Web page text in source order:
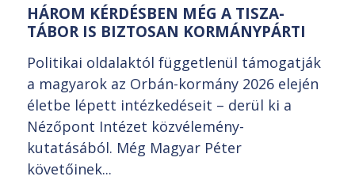
HÁROM KÉRDÉSBEN MÉG A TISZA-
TÁBOR IS BIZTOSAN KORMÁNYPÁRTI
Politikai oldalaktól függetlenül támogatják
a magyarok az Orbán-kormány 2026 elején
életbe lépett intézkedéseit – derül ki a
Nézőpont Intézet közvélemény-
kutatásából. Még Magyar Péter
követőinek...